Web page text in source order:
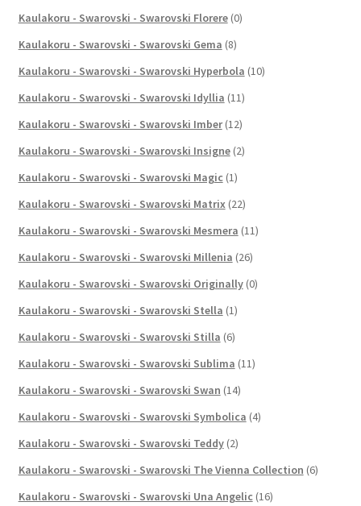
Kaulakoru - Swarovski - Swarovski Florere (0)
Kaulakoru - Swarovski - Swarovski Gema (8)
Kaulakoru - Swarovski - Swarovski Hyperbola (10)
Kaulakoru - Swarovski - Swarovski Idyllia (11)
Kaulakoru - Swarovski - Swarovski Imber (12)
Kaulakoru - Swarovski - Swarovski Insigne (2)
Kaulakoru - Swarovski - Swarovski Magic (1)
Kaulakoru - Swarovski - Swarovski Matrix (22)
Kaulakoru - Swarovski - Swarovski Mesmera (11)
Kaulakoru - Swarovski - Swarovski Millenia (26)
Kaulakoru - Swarovski - Swarovski Originally (0)
Kaulakoru - Swarovski - Swarovski Stella (1)
Kaulakoru - Swarovski - Swarovski Stilla (6)
Kaulakoru - Swarovski - Swarovski Sublima (11)
Kaulakoru - Swarovski - Swarovski Swan (14)
Kaulakoru - Swarovski - Swarovski Symbolica (4)
Kaulakoru - Swarovski - Swarovski Teddy (2)
Kaulakoru - Swarovski - Swarovski The Vienna Collection (6)
Kaulakoru - Swarovski - Swarovski Una Angelic (16)